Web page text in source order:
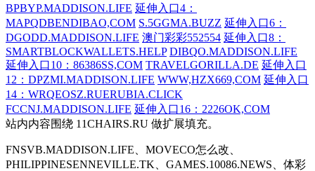
BPBYP.MADDISON.LIFE 延伸入口4：
MAPQDBENDIBAO,COM S.5GGMA.BUZZ 延伸入口6：
DGODD.MADDISON.LIFE 澳门彩彩552554 延伸入口8：
SMARTBLOCKWALLETS.HELP DIBQO.MADDISON.LIFE
延伸入口10：86386SS,COM TRAVELGORILLA.DE 延伸入口
12：DPZMI.MADDISON.LIFE WWW,HZX669,COM 延伸入口
14：WRQEOSZ.RUERUBIA.CLICK
FCCNJ.MADDISON.LIFE 延伸入口16：2226OK,COM
站内内容围绕 11CHAIRS.RU 做扩展填充。
FNSVB.MADDISON.LIFE、MOVECO怎么改、
PHILIPPINESENNEVILLE.TK、GAMES.10086.NEWS、体彩